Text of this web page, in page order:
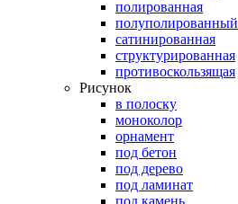
полированная
полуполированный
сатинированная
структурированная
противоскользящая
Рисунок
в полоску
моноколор
орнамент
под бетон
под дерево
под ламинат
под камень